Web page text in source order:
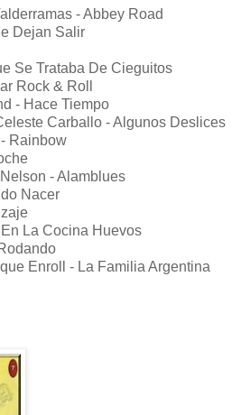
- Abbey Road
Dejan Salir
Se Trataba De Cieguitos
Rock & Roll
- Hace Tiempo
Carballo - Algunos Deslices
Rainbow
- Alamblues
Nacer
La Cocina Huevos
Enroll - La Familia Argentina